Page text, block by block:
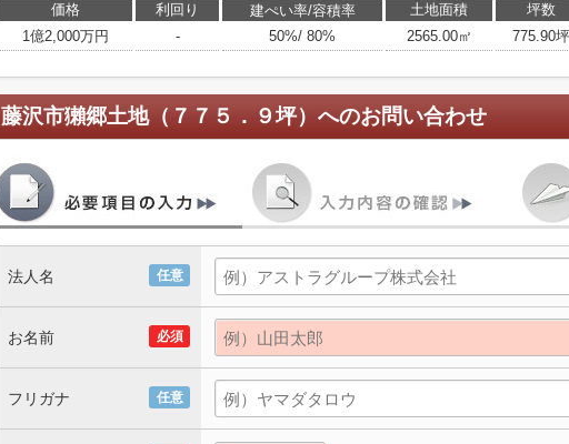
価格 利回り 建ぺい率/容積率 土地面積 坪数
1億2,000万円
- 50%/ 80% 2565.00㎡ 775.90坪
藤沢市獺郷土地（７７５．９坪） へのお問い合わせ
任意
法人名
必須
お名前
任意
フリガナ